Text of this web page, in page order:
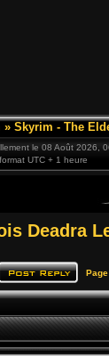
» Skyrim - The
le 08 Août 2026,
UTC + 1 heure
Deadra
Page